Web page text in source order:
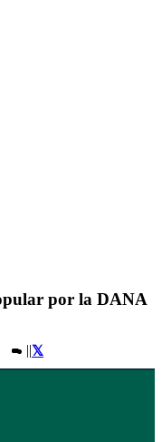
por la DANA
||